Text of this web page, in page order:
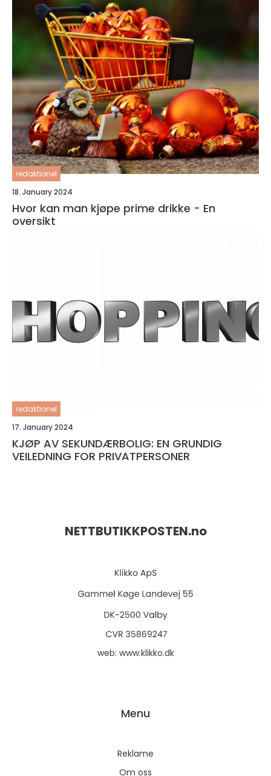
redaktionel
18. January 2024
Hvor kan man kjøpe prime drikke - En
oversikt
redaktionel
17. January 2024
KJØP AV SEKUNDÆRBOLIG: EN GRUNDIG
VEILEDNING FOR PRIVATPERSONER
NETTBUTIKKPOSTEN.no
web: www.klikko.dk
Menu
Reklame
Om oss